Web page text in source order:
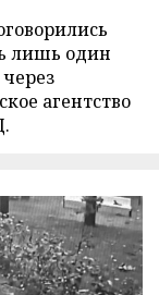
лишь один
агентство